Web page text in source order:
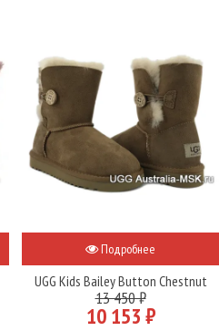
Подробнее
UGG Kids Bailey Button Chestnut
13 450 ₽
10 153 ₽